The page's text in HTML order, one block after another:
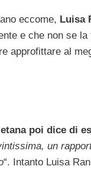
eccome, Luisa
e che non se
approfittare al
poi dice di
un
“. Intanto Luisa